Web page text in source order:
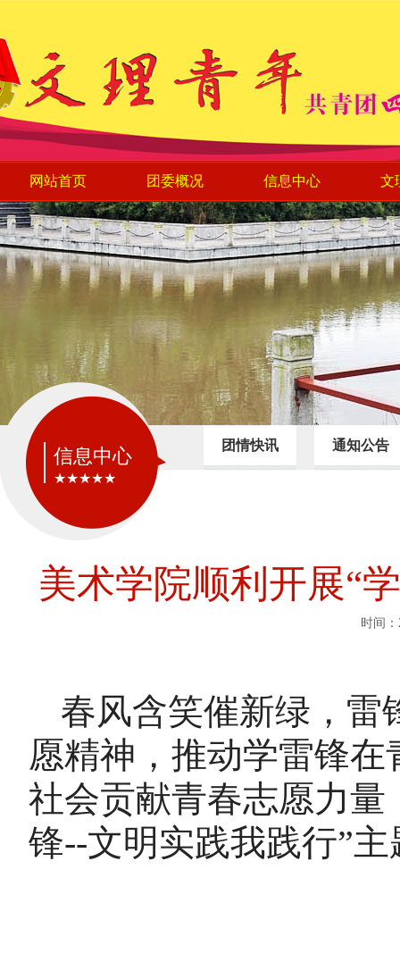
网站首页 团委概况 信息中心 文
信息中心
★★★★★
团情快讯 通知公告
美术学院顺利开展“
时间
春风含笑催新绿，雷
愿精神，推动学雷锋
社会贡献青春志愿力量
锋--文明实践我践行”